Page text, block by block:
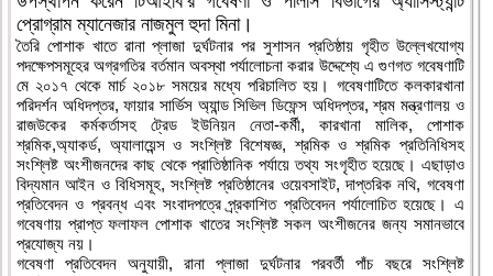
প্রোগ্রাম ম্যানেজার নাজমুল হুদা মিনা।
তৈরি পোশাক খাতে রানা প্লাজা দুর্ঘটনার পর সুশাসন প্রতিষ্ঠায় গৃহীত উল্লেখযোগ্য
পদক্ষেপসমূহের অগ্রগতির বর্তমান অবস্থা পর্যালোচনা করার উদ্দেশ্যে এ গুণগত গবেষণাটি
মে ২০১৭ থেকে মার্চ ২০১৮ সময়ের মধ্যে পরিচালিত হয়। গবেষণাটিতে কলকারখানা
পরিদর্শন অধিদপ্তর, ফায়ার সার্ভিস অ্যান্ড সিভিল ডিফেন্স অধিদপ্তর, শ্রম মন্ত্রণালয় ও
রাজউকের কর্মকর্তাসহ ট্রেড ইউনিয়ন নেতা-কর্মী, কারখানা মালিক, পোশাক
শ্রমিক,অ্যাকর্ড, অ্যালায়েন্স ও সংশ্লিষ্ট বিশেষজ্ঞ, শ্রমিক ও শ্রমিক প্রতিনিধিসহ
সংশ্লিষ্ট অংশীজনদের কাছ থেকে প্রাতিষ্ঠানিক পর্যায়ে তথ্য সংগৃহীত হয়েছে। এছাড়াও
বিদ্যমান আইন ও বিধিসমূহ, সংশ্লিষ্ট প্রতিষ্ঠানের ওয়েবসাইট, দাপ্তরিক নথি, গবেষণা
প্রতিবেদন ও প্রবন্ধ এবং সংবাদপত্রে প্র্রকাশিত প্রতিবেদন পর্যালোচিত হয়েছে। এ
গবেষণায় প্রাপ্ত ফলাফল পোশাক খাতের সংশ্লিষ্ট সকল অংশীজনের জন্য সমানভাবে
প্রযোজ্য নয়।
গবেষণা প্রতিবেদন অনুযায়ী, রানা প্লাজা দুর্ঘটনার পরবর্তী পাঁচ বছরে সংশ্লিষ্ট